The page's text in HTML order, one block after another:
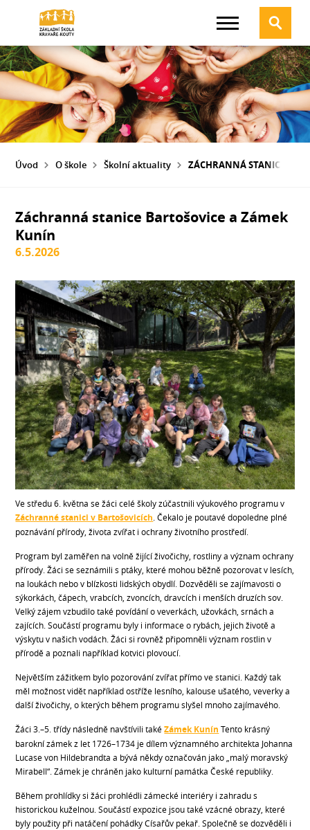
Úvod O škole Školní aktuality ZÁCHRANNÁ STANICE
Záchranná stanice Bartošovice a Zámek
Kunín
6.5.2026
Ve středu 6. května se žáci celé školy zúčastnili výukového programu v
Záchranné stanici v Bartošovicích. Čekalo je poutavé dopoledne plné
poznávání přírody, života zvířat i ochrany životního prostředí.
Program byl zaměřen na volně žijící živočichy, rostliny a význam ochrany
přírody. Žáci se seznámili s ptáky, které mohou běžně pozorovat v lesích,
na loukách nebo v blízkosti lidských obydlí. Dozvěděli se zajímavosti o
sýkorkách, čápech, vrabcích, zvoncích, dravcích i menších druzích sov.
Velký zájem vzbudilo také povídání o veverkách, užovkách, srnách a
zajících. Součástí programu byly i informace o rybách, jejich životě a
výskytu v našich vodách. Žáci si rovněž připomněli význam rostlin v
přírodě a poznali například kotvici plovoucí.
Největším zážitkem bylo pozorování zvířat přímo ve stanici. Každý tak
měl možnost vidět například ostříže lesního, kalouse ušatého, veverky a
další živočichy, o kterých během programu slyšel mnoho zajímavého.
Žáci 3.–5. třídy následně navštívili takéZámek Kunín Tento krásný
barokní zámek z let 1726–1734 je dílem významného architekta Johanna
Lucase von Hildebrandta a bývá někdy označován jako „malý moravský
Mirabell“. Zámek je chráněn jako kulturní památka České republiky.
Během prohlídky si žáci prohlédli zámecké interiéry i zahradu s
historickou kuželnou. Součástí expozice jsou také vzácné obrazy, které
byly použity při natáčení pohádky Císařův pekař. Společně se dozvěděli i